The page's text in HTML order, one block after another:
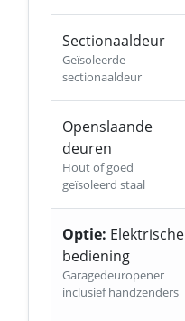
Sectionaaldeur
Geïsoleerde
sectionaaldeur
Openslaande
deuren
Hout of goed
geïsoleerd staal
Optie: Elektrische
bediening
Garagedeuropener
inclusief handzenders